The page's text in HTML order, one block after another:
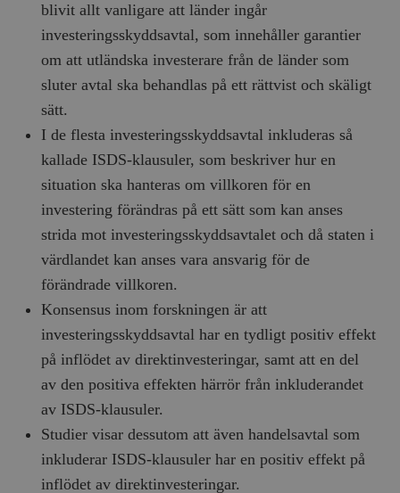
blivit allt vanligare att länder ingår
investeringsskyddsavtal, som innehåller garantier
om att utländska investerare från de länder som
sluter avtal ska behandlas på ett rättvist och skäligt
sätt.
I de flesta investeringsskyddsavtal inkluderas så
kallade ISDS-klausuler, som beskriver hur en
situation ska hanteras om villkoren för en
investering förändras på ett sätt som kan anses
strida mot investeringsskyddsavtalet och då staten i
värdlandet kan anses vara ansvarig för de
förändrade villkoren.
Konsensus inom forskningen är att
investeringsskyddsavtal har en tydligt positiv effekt
på inflödet av direktinvesteringar, samt att en del
av den positiva effekten härrör från inkluderandet
av ISDS-klausuler.
Studier visar dessutom att även handelsavtal som
inkluderar ISDS-klausuler har en positiv effekt på
inflödet av direktinvesteringar.